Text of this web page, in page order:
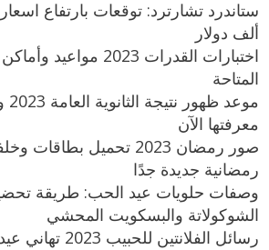
ألف دولار
اختبارات القدرات 2023
المتاحة
معرفتها الآن
صور رمضان 2023 تحميل
رمضانية جديدة جدًا
وصفات حلويات عيد الحب: طريقة
الشوكولاتة والبسكويت المحشي
رسائل الفلانتين للحبيب 2023 تهاني عيد حب سعيد للعشاق